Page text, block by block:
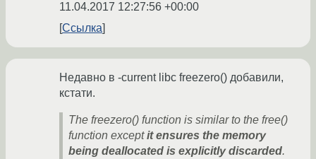
11.04.2017 12:27:56 +00:00
Ссылка
Недавно в -current libc freezero() добавили,
кстати.
The freezero() function is similar to the free()
function exceptit ensures the memory
being deallocated is explicitly discarded.